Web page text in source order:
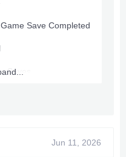
Save Completed
Saves
Jun 11, 2026